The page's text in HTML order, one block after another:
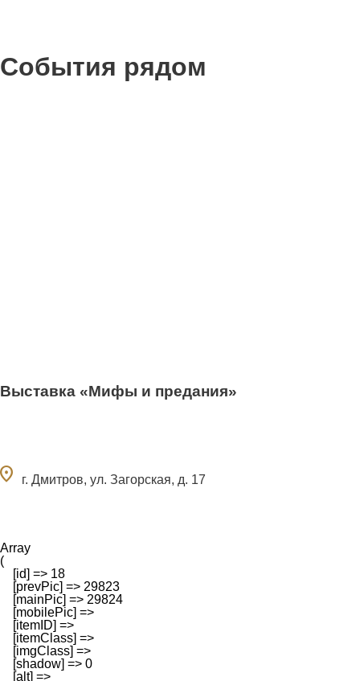
События рядом
Выставка «Мифы и предания»
г. Дмитров, ул. Загорская, д. 17
Array
(
    [id] => 18
    [prevPic] => 29823
    [mainPic] => 29824
    [mobilePic] =>
    [itemID] =>
    [itemClass] =>
    [imgClass] =>
    [shadow] => 0
    [alt] =>